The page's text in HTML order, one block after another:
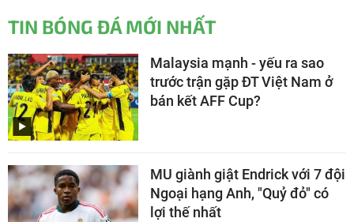
TIN BÓNG ĐÁ MỚI NHẤT
Malaysia mạnh - yếu ra sao
trước trận gặp ĐT Việt Nam ở
bán kết AFF Cup?
MU giành giật Endrick với 7 đội
Ngoại hạng Anh, "Quỷ đỏ" có
lợi thế nhất